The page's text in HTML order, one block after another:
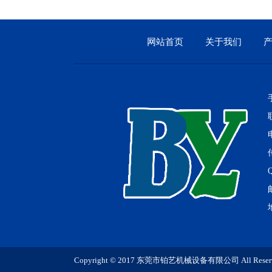
网站首页 关于我们
Copyright © 2017 东莞市铂艺机械设备有限公司 All